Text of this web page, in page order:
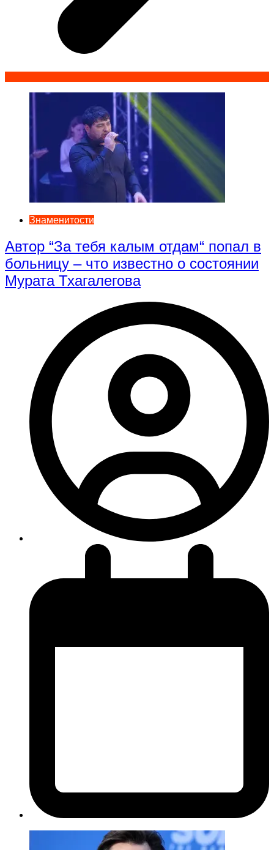
Знаменитости
Автор “За тебя калым отдам“ попал в
больницу – что известно о состоянии
Мурата Тхагалегова